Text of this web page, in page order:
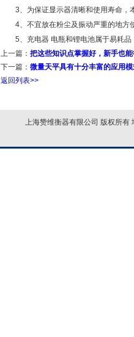
3、为保证显示器清晰和使用寿命，
4、不宜放在粉尘及振动严重的地方
5、充电器 电瓶和锂电池属于易耗品
上一篇： 把这些知识点掌握好，新手也
下一篇： 微量天平具有十分丰富的应用
返回列表>>
上海赞维衡器有限公司 版权所